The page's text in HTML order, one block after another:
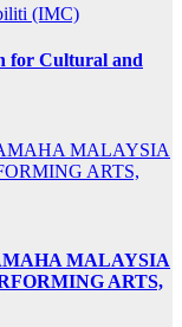
(IMC)
for Cultural and
MALAYSIA
ARTS,